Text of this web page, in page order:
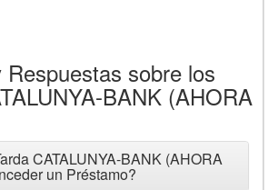
Respuestas sobre los
BANK (AHORA
CATALUNYA-BANK (AHORA
un Préstamo?